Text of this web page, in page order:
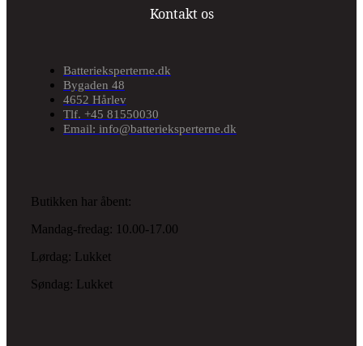
Kontakt os
Batterieksperterne.dk
Bygaden 48
4652 Hårlev
Tlf. +45 81550030
Email: info@batterieksperterne.dk
Butikken har åbent:
Mandag-fredag: 10.00-17.00
Lørdag: Lukket
Søndag: Lukket